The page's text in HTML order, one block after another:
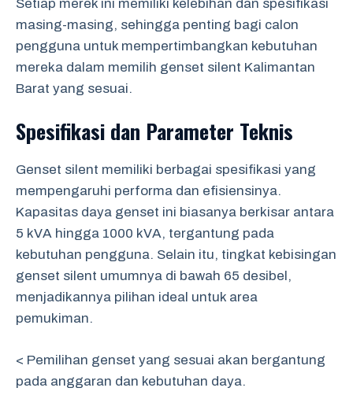
Setiap merek ini memiliki kelebihan dan spesifikasi
masing-masing, sehingga penting bagi calon
pengguna untuk mempertimbangkan kebutuhan
mereka dalam memilih genset silent Kalimantan
Barat yang sesuai.
Spesifikasi dan Parameter Teknis
Genset silent memiliki berbagai spesifikasi yang
mempengaruhi performa dan efisiensinya.
Kapasitas daya genset ini biasanya berkisar antara
5 kVA hingga 1000 kVA, tergantung pada
kebutuhan pengguna. Selain itu, tingkat kebisingan
genset silent umumnya di bawah 65 desibel,
menjadikannya pilihan ideal untuk area
pemukiman.
< Pemilihan genset yang sesuai akan bergantung
pada anggaran dan kebutuhan daya.